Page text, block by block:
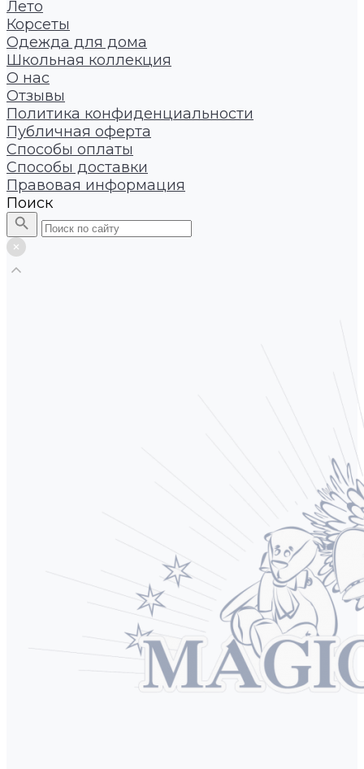
Лето
Корсеты
Одежда для дома
Школьная коллекция
О нас
Отзывы
Политика конфиденциальности
Публичная оферта
Способы оплаты
Способы доставки
Правовая информация
Поиск